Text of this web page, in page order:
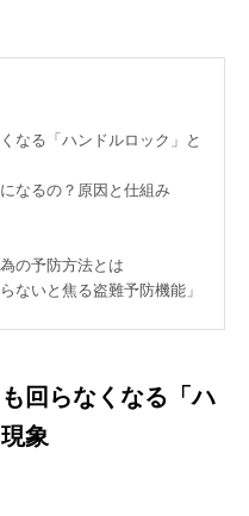
なる「ハンドルロック」と
なるの？原因と仕組み
の予防方法とは
ないと焦る盗難予防機能」
回らなくなる「ハ
象